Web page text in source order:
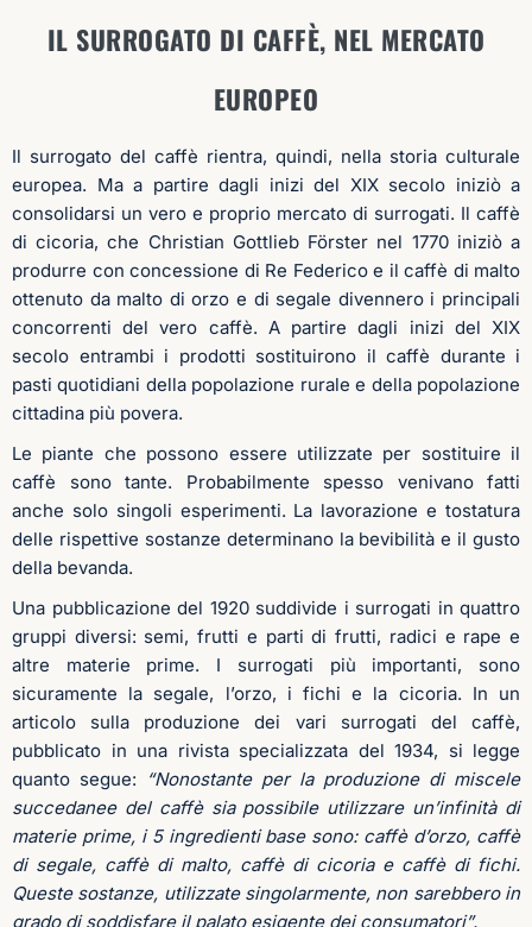
IL SURROGATO DI CAFFÈ, NEL MERCATO
EUROPEO
Il surrogato del caffè rientra, quindi, nella storia culturale
europea. Ma a partire dagli inizi del XIX secolo iniziò a
consolidarsi un vero e proprio mercato di surrogati. Il caffè
di cicoria, che Christian Gottlieb Förster nel 1770 iniziò a
produrre con concessione di Re Federico e il caffè di malto
ottenuto da malto di orzo e di segale divennero i principali
concorrenti del vero caffè. A partire dagli inizi del XIX
secolo entrambi i prodotti sostituirono il caffè durante i
pasti quotidiani della popolazione rurale e della popolazione
cittadina più povera.
Le piante che possono essere utilizzate per sostituire il
caffè sono tante. Probabilmente spesso venivano fatti
anche solo singoli esperimenti. La lavorazione e tostatura
delle rispettive sostanze determinano la bevibilità e il gusto
della bevanda.
Una pubblicazione del 1920 suddivide i surrogati in quattro
gruppi diversi: semi, frutti e parti di frutti, radici e rape e
altre materie prime. I surrogati più importanti, sono
sicuramente la segale, l’orzo, i fichi e la cicoria. In un
articolo sulla produzione dei vari surrogati del caffè,
pubblicato in una rivista specializzata del 1934, si legge
quanto segue:
“Nonostante per la produzione di miscele
succedanee del caffè sia possibile utilizzare un’infinità di
materie prime, i 5 ingredienti base sono: caffè d’orzo, caffè
di segale, caffè di malto, caffè di cicoria e caffè di fichi.
Queste sostanze, utilizzate singolarmente, non sarebbero in
grado di soddisfare il palato esigente dei consumatori”.